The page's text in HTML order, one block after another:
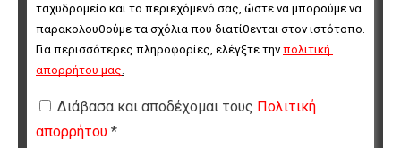
ταχυδρομείο και το περιεχόμενό σας, ώστε να μπορούμε να
παρακολουθούμε τα σχόλια που διατίθενται στον ιστότοπο.
Για περισσότερες πληροφορίες, ελέγξτε την πολιτική
απορρήτου μας
Διάβασα και αποδέχομαι τους Πολιτική
απορρήτου *